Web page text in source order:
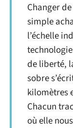
Changer
simple
l’échelle
de liberté,
sobre
kilomètres
Chacun
où elle